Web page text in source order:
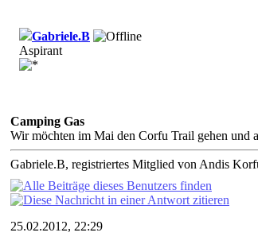
Gabriele.B
Aspirant
Camping Gas
Wir möchten im Mai den Corfu Trail gehen und
Gabriele.B, registriertes Mitglied von Andis
25.02.2012, 22:29